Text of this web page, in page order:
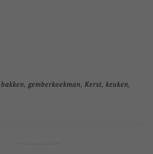
bakken,gemberkoekman,Kerst,keuken,